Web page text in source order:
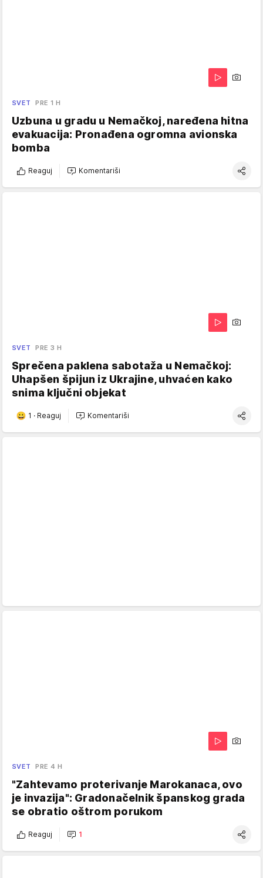
SVET PRE 1 H
Uzbuna u gradu u Nemačkoj, naređena hitna
evakuacija: Pronađena ogromna avionska
bomba
Reaguj Komentariši
SVET PRE 3 H
Sprečena paklena sabotaža u Nemačkoj:
Uhapšen špijun iz Ukrajine, uhvaćen kako
snima ključni objekat
1 · Reaguj Komentariši
SVET PRE 4 H
"Zahtevamo proterivanje Marokanaca, ovo
je invazija": Gradonačelnik španskog grada
se obratio oštrom porukom
Reaguj 1